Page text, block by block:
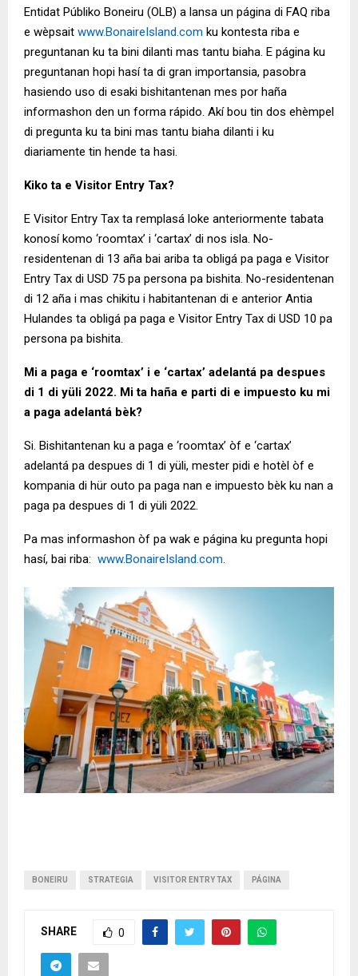
Entidat Públiko Boneiru (OLB) a lansa un página di FAQ riba
e wèpsait www.BonaireIsland.com ku kontesta riba e
preguntanan ku ta bini dilanti mas tantu biaha. E página ku
preguntanan hopi hasí ta di gran importansia, pasobra
hasiendo uso di esaki bishitantenan mes por haña
informashon den un forma rápido. Akí bou tin dos ehèmpel
di pregunta ku ta bini mas tantu biaha dilanti i ku
diariamente tin hende ta hasi.
Kiko ta e Visitor Entry Tax?
E Visitor Entry Tax ta remplasá loke anteriormente tabata
konosí komo ‘roomtax’ i ‘cartax’ di nos isla. No-
residentenan di 13 aña bai ariba ta obligá pa paga e Visitor
Entry Tax di USD 75 pa persona pa bishita. No-residentenan
di 12 aña i mas chikitu i habitantenan di e anterior Antia
Hulandes ta obligá pa paga e Visitor Entry Tax di USD 10 pa
persona pa bishita.
Mi a paga e ‘roomtax’ i e ‘cartax’ adelantá pa despues
di 1 di yüli 2022. Mi ta haña e parti di e impuesto ku mi
a paga adelantá bèk?
Si. Bishitantenan ku a paga e ‘roomtax’ òf e ‘cartax’
adelantá pa despues di 1 di yüli, mester pidi e hotèl òf e
kompania di hür outo pa paga nan e impuesto bèk ku nan a
paga pa despues di 1 di yüli 2022.
Pa mas informashon òf pa wak e página ku pregunta hopi
hasí, bai riba: www.BonaireIsland.com
BONEIRU STRATEGIA VISITOR ENTRY TAX PÁGINA
SHARE 0